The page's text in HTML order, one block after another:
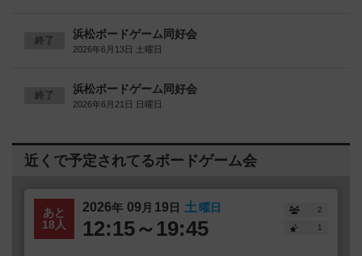
終了 浜松ボードゲーム同好会
2026年6月13日 土曜日
終了 浜松ボードゲーム同好会
2026年6月21日 日曜日
近くで予定されてるボードゲーム会
あと
18人
2026年 09 月 19日 土曜日
12:15～19:45
2
1